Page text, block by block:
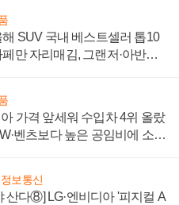
SUV 국내 베스트셀러 톱10
만 자리매김, 그랜저·아반떼
가격 앞세워 수입차 4위 올랐
벤츠보다 높은 공임비에 소비
보통신
산다⑧] LG·엔비디아 '피지컬 A